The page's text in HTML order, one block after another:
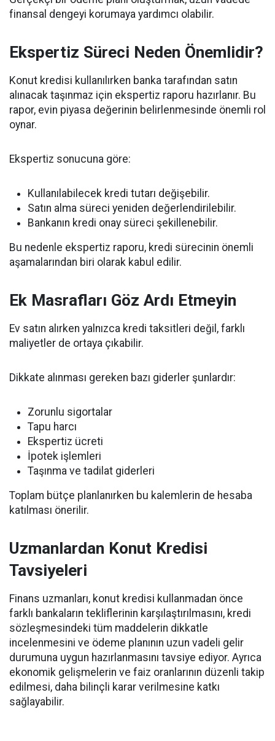
finansal dengeyi korumaya yardımcı olabilir.
Ekspertiz Süreci Neden Önemlidir?
Konut kredisi kullanılırken banka tarafından satın
alınacak taşınmaz için ekspertiz raporu hazırlanır. Bu
rapor, evin piyasa değerinin belirlenmesinde önemli rol
oynar.
Ekspertiz sonucuna göre:
Kullanılabilecek kredi tutarı değişebilir.
Satın alma süreci yeniden değerlendirilebilir.
Bankanın kredi onay süreci şekillenebilir.
Bu nedenle ekspertiz raporu, kredi sürecinin önemli
aşamalarından biri olarak kabul edilir.
Ek Masrafları Göz Ardı Etmeyin
Ev satın alırken yalnızca kredi taksitleri değil, farklı
maliyetler de ortaya çıkabilir.
Dikkate alınması gereken bazı giderler şunlardır:
Zorunlu sigortalar
Tapu harcı
Ekspertiz ücreti
İpotek işlemleri
Taşınma ve tadilat giderleri
Toplam bütçe planlanırken bu kalemlerin de hesaba
katılması önerilir.
Uzmanlardan Konut Kredisi
Tavsiyeleri
Finans uzmanları, konut kredisi kullanmadan önce
farklı bankaların tekliflerinin karşılaştırılmasını, kredi
sözleşmesindeki tüm maddelerin dikkatle
incelenmesini ve ödeme planının uzun vadeli gelir
durumuna uygun hazırlanmasını tavsiye ediyor. Ayrıca
ekonomik gelişmelerin ve faiz oranlarının düzenli takip
edilmesi, daha bilinçli karar verilmesine katkı
sağlayabilir.